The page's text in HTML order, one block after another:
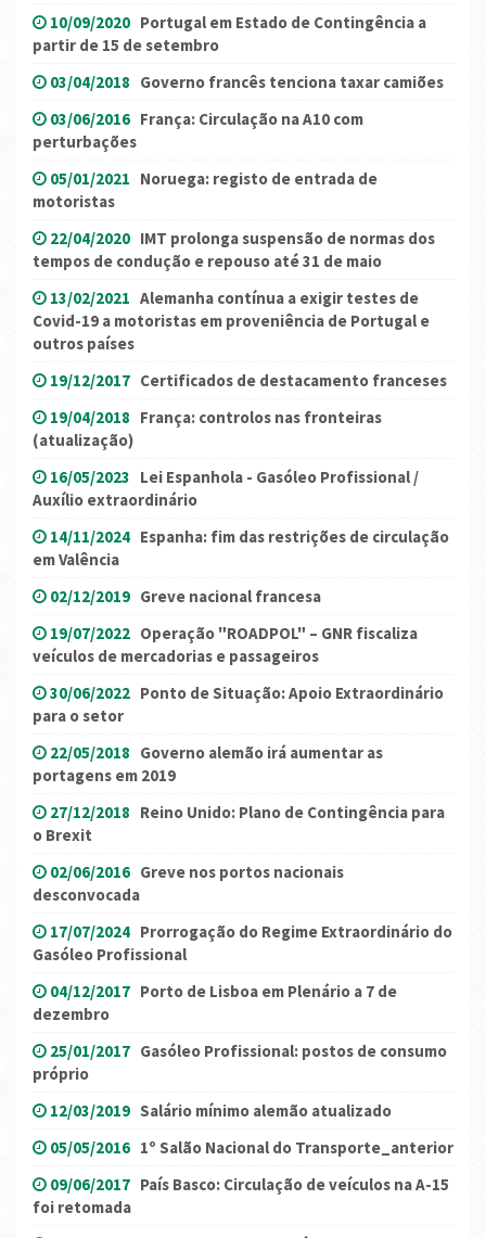
10/09/2020 Portugal em Estado de Contingência a
partir de 15 de setembro
03/04/2018 Governo francês tenciona taxar camiões
03/06/2016 França: Circulação na A10 com
perturbações
05/01/2021 Noruega: registo de entrada de
motoristas
22/04/2020 IMT prolonga suspensão de normas dos
tempos de condução e repouso até 31 de maio
13/02/2021 Alemanha contínua a exigir testes de
Covid-19 a motoristas em proveniência de Portugal e
outros países
19/12/2017 Certificados de destacamento franceses
19/04/2018 França: controlos nas fronteiras
(atualização)
16/05/2023 Lei Espanhola - Gasóleo Profissional /
Auxílio extraordinário
14/11/2024 Espanha: fim das restrições de circulação
em Valência
02/12/2019 Greve nacional francesa
19/07/2022 Operação "ROADPOL" – GNR fiscaliza
veículos de mercadorias e passageiros
30/06/2022 Ponto de Situação: Apoio Extraordinário
para o setor
22/05/2018 Governo alemão irá aumentar as
portagens em 2019
27/12/2018 Reino Unido: Plano de Contingência para
o Brexit
02/06/2016 Greve nos portos nacionais
desconvocada
17/07/2024 Prorrogação do Regime Extraordinário do
Gasóleo Profissional
04/12/2017 Porto de Lisboa em Plenário a 7 de
dezembro
25/01/2017 Gasóleo Profissional: postos de consumo
próprio
12/03/2019 Salário mínimo alemão atualizado
05/05/2016 1º Salão Nacional do Transporte_anterior
09/06/2017 País Basco: Circulação de veículos na A-15
foi retomada